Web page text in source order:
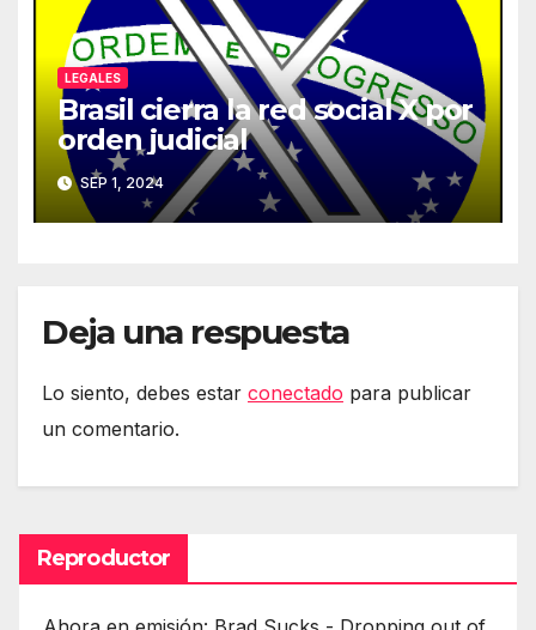
LEGALES
Brasil cierra la red social X por
orden judicial
SEP 1, 2024
Deja una respuesta
Lo siento, debes estar conectado para publicar
un comentario.
Reproductor